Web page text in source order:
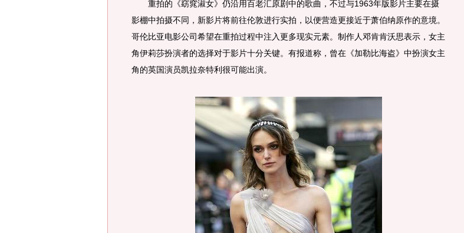
重拍的《窈窕淑女》仍沿用百老汇原剧中的歌曲，不过与1963年版影片主要在摄
影棚中拍摄不同，新影片将前往伦敦进行实拍，以便营造更接近于萧伯纳原作的意境。
哥伦比亚电影公司希望在重拍过程中注入更多现实元素。制作人邓肯肯沃思表示，女主
角伊莉莎扮演者的选择对于影片十分关键。有报道称，曾在《加勒比海盗》中扮演女主
角的英国演员凯拉奈特利很可能出演。